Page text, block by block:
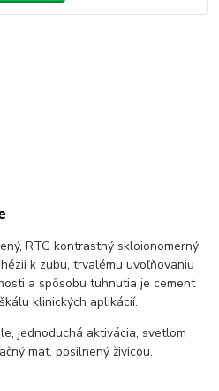
RTG kontrastný skloionomerný
k zubu, trvalému uvoľňovaniu
a spôsobu tuhnutia je cement
klinických aplikácií.
jednoduchá aktivácia, svetlom
mat. posilnený živicou.